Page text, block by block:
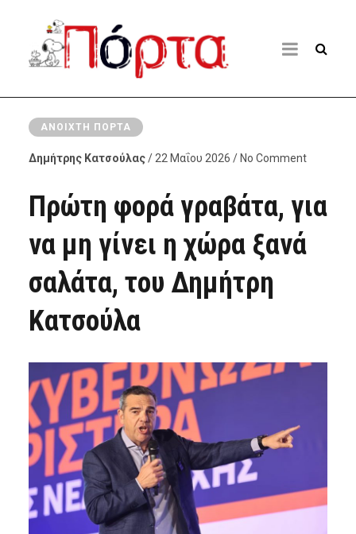
ΑΝΟΙΧΤΉ ΠΌΡΤΑ
Δημήτρης Κατσούλας/ 22 Μαΐου 2026 / No Comment
Πρώτη φορά γραβάτα, για
να μη γίνει η χώρα ξανά
σαλάτα, του Δημήτρη
Κατσούλα